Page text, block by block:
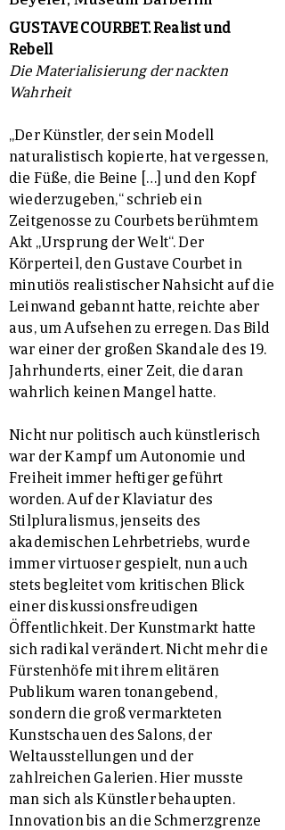
GUSTAVE COURBET. Realist und
Rebell
Die Materialisierung der nackten
Wahrheit
„Der Künstler, der sein Modell
naturalistisch kopierte, hat vergessen,
die Füße, die Beine […] und den Kopf
wiederzugeben,“ schrieb ein
Zeitgenosse zu Courbets berühmtem
Akt „Ursprung der Welt“. Der
Körperteil, den Gustave Courbet in
minutiös realistischer Nahsicht auf die
Leinwand gebannt hatte, reichte aber
aus, um Aufsehen zu erregen. Das Bild
war einer der großen Skandale des 19.
Jahrhunderts, einer Zeit, die daran
wahrlich keinen Mangel hatte.
Nicht nur politisch auch künstlerisch
war der Kampf um Autonomie und
Freiheit immer heftiger geführt
worden. Auf der Klaviatur des
Stilpluralismus, jenseits des
akademischen Lehrbetriebs, wurde
immer virtuoser gespielt, nun auch
stets begleitet vom kritischen Blick
einer diskussionsfreudigen
Öffentlichkeit. Der Kunstmarkt hatte
sich radikal verändert. Nicht mehr die
Fürstenhöfe mit ihrem elitären
Publikum waren tonangebend,
sondern die groß vermarkteten
Kunstschauen des Salons, der
Weltausstellungen und der
zahlreichen Galerien. Hier musste
man sich als Künstler behaupten.
Innovation bis an die Schmerzgrenze